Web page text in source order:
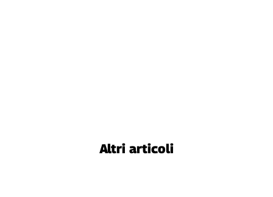
Altri articoli